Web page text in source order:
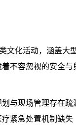
文化活动，涵盖大
不容忽视的安全与
与现场管理存在
紧急处置机制缺